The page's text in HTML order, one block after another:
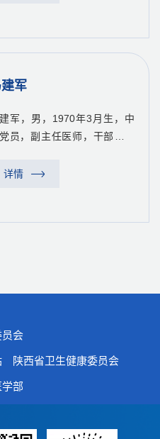
员会副主任委员；中国生...
军
军，男，1970年3月生，中
员，副主任医师，干部保健
共卫生硕士。1995年毕业于北
事老年医学临床、教学、科
详情
会
陕西省卫生健康委员会
部